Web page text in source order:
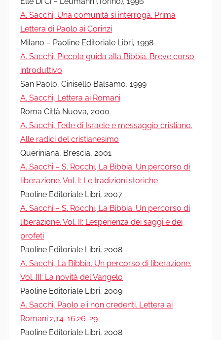
A. Sacchi, Una comunità si interroga. Prima
Lettera di Paolo ai Corinzi
Milano – Paoline Editoriale Libri, 1998
A. Sacchi, Piccola guida alla Bibbia. Breve corso
introduttivo
San Paolo, Cinisello Balsamo, 1999
A. Sacchi, Lettera ai Romani
Roma Città Nuova, 2000
A. Sacchi, Fede di Israele e messaggio cristiano.
Alle radici del cristianesimo
Queriniana, Brescia, 2001
A. Sacchi – S. Rocchi, La Bibbia. Un percorso di
liberazione. Vol. I: Le tradizioni storiche
Paoline Editoriale Libri, 2007
A. Sacchi – S. Rocchi, La Bibbia. Un percorso di
liberazione. Vol. II: L’esperienza dei saggi e dei
profeti
Paoline Editoriale Libri, 2008
A. Sacchi, La Bibbia. Un percorso di liberazione.
Vol. III: La novità del Vangelo
Paoline Editoriale Libri, 2009
A. Sacchi, Paolo e i non credenti. Lettera ai
Romani 2,14-16.26-29
Paoline Editoriale Libri, 2008